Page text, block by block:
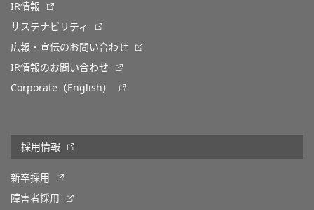
IR情報
サステナビリティ
広報・宣伝のお問い合わせ
IR情報のお問い合わせ
Corporate（English）
採用情報
新卒採用
障害者採用